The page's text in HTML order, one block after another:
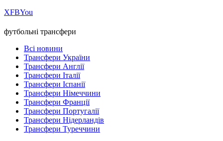
ХFBYou
футбольні трансфери
Всі новини
Трансфери України
Трансфери Англії
Трансфери Італії
Трансфери Іспанії
Трансфери Німеччини
Трансфери Франції
Трансфери Португалії
Трансфери Нідерландів
Трансфери Туреччини